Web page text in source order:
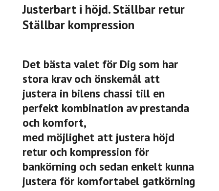
Justerbart i höjd. Ställbar retur
Ställbar kompression
Det bästa valet för Dig som har
stora krav och önskemål att
justera in bilens chassi till en
perfekt kombination av prestanda
och komfort,
med möjlighet att justera höjd
retur och kompression för
bankörning och sedan enkelt kunna
justera för komfortabel gatkörning